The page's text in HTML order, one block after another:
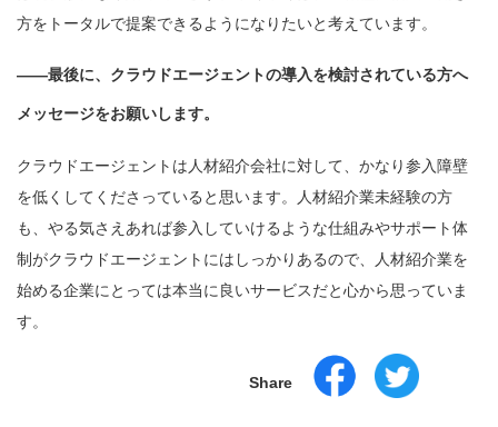
方をトータルで提案できるようになりたいと考えています。
——最後に、クラウドエージェントの導入を検討されている方へ
メッセージをお願いします。
クラウドエージェントは人材紹介会社に対して、かなり参入障壁
を低くしてくださっていると思います。人材紹介業未経験の方
も、やる気さえあれば参入していけるような仕組みやサポート体
制がクラウドエージェントにはしっかりあるので、人材紹介業を
始める企業にとっては本当に良いサービスだと心から思っていま
す。
Share